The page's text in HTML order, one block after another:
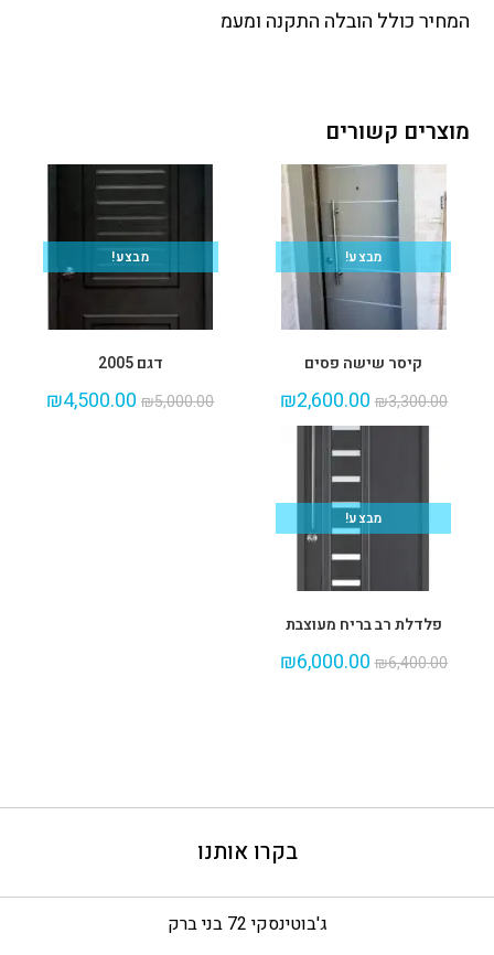
המחיר כולל הובלה התקנה ומעמ
מוצרים קשורים
מבצע!
קיסר שישה פסים
₪3,300.00
₪2,600.00
מבצע!
דגם 2005
₪5,000.00
₪4,500.00
מבצע!
פלדלת רב בריח מעוצבת
₪6,400.00
₪6,000.00
בקרו אותנו
ג'בוטינסקי 72 בני ברק